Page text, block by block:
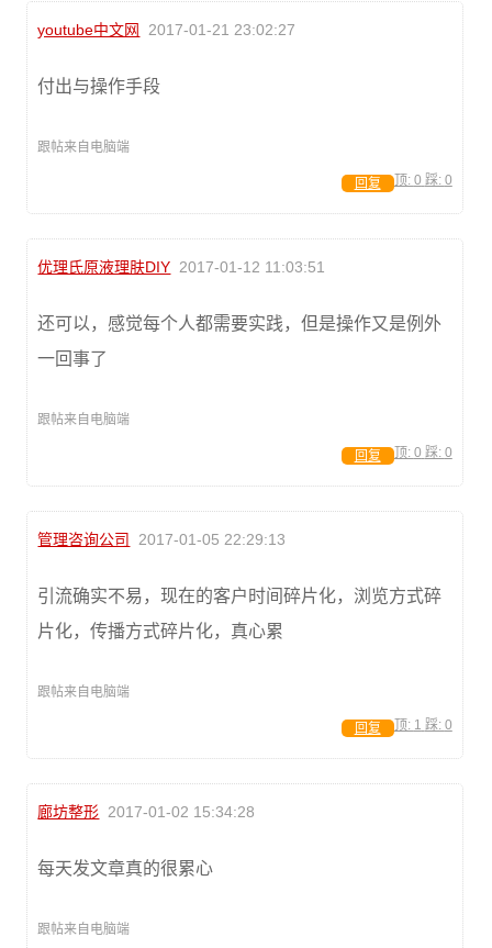
youtube中文网 2017-01-21 23:02:27
付出与操作手段
跟帖来自电脑端
顶: 0 踩: 0
回复
优理氏原液理肤DIY 2017-01-12 11:03:51
还可以，感觉每个人都需要实践，但是操作又是例外
一回事了
跟帖来自电脑端
顶: 0 踩: 0
回复
管理咨询公司 2017-01-05 22:29:13
引流确实不易，现在的客户时间碎片化，浏览方式碎
片化，传播方式碎片化，真心累
跟帖来自电脑端
顶: 1 踩: 0
回复
廊坊整形 2017-01-02 15:34:28
每天发文章真的很累心
跟帖来自电脑端